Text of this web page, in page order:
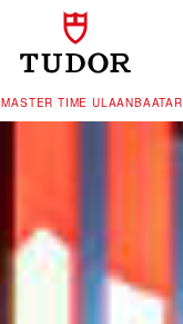
‭MASTER TIME ULAANBAATAR‬